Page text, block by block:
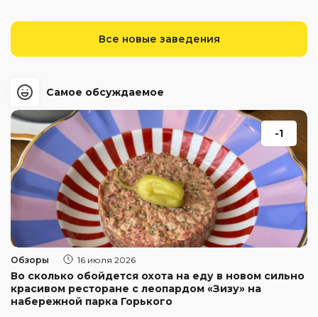
Все новые заведения
Самое обсуждаемое
-1
Обзоры 16 июля 2026
Во сколько обойдется охота на еду в новом сильно
красивом ресторане с леопардом «Зизу» на
набережной парка Горького